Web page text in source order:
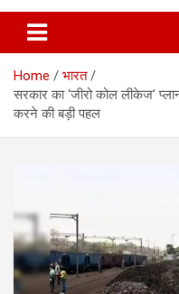
Home
भारत
सरकार का ‘जीरो कोल लीकेज’
करने की बड़ी पहल